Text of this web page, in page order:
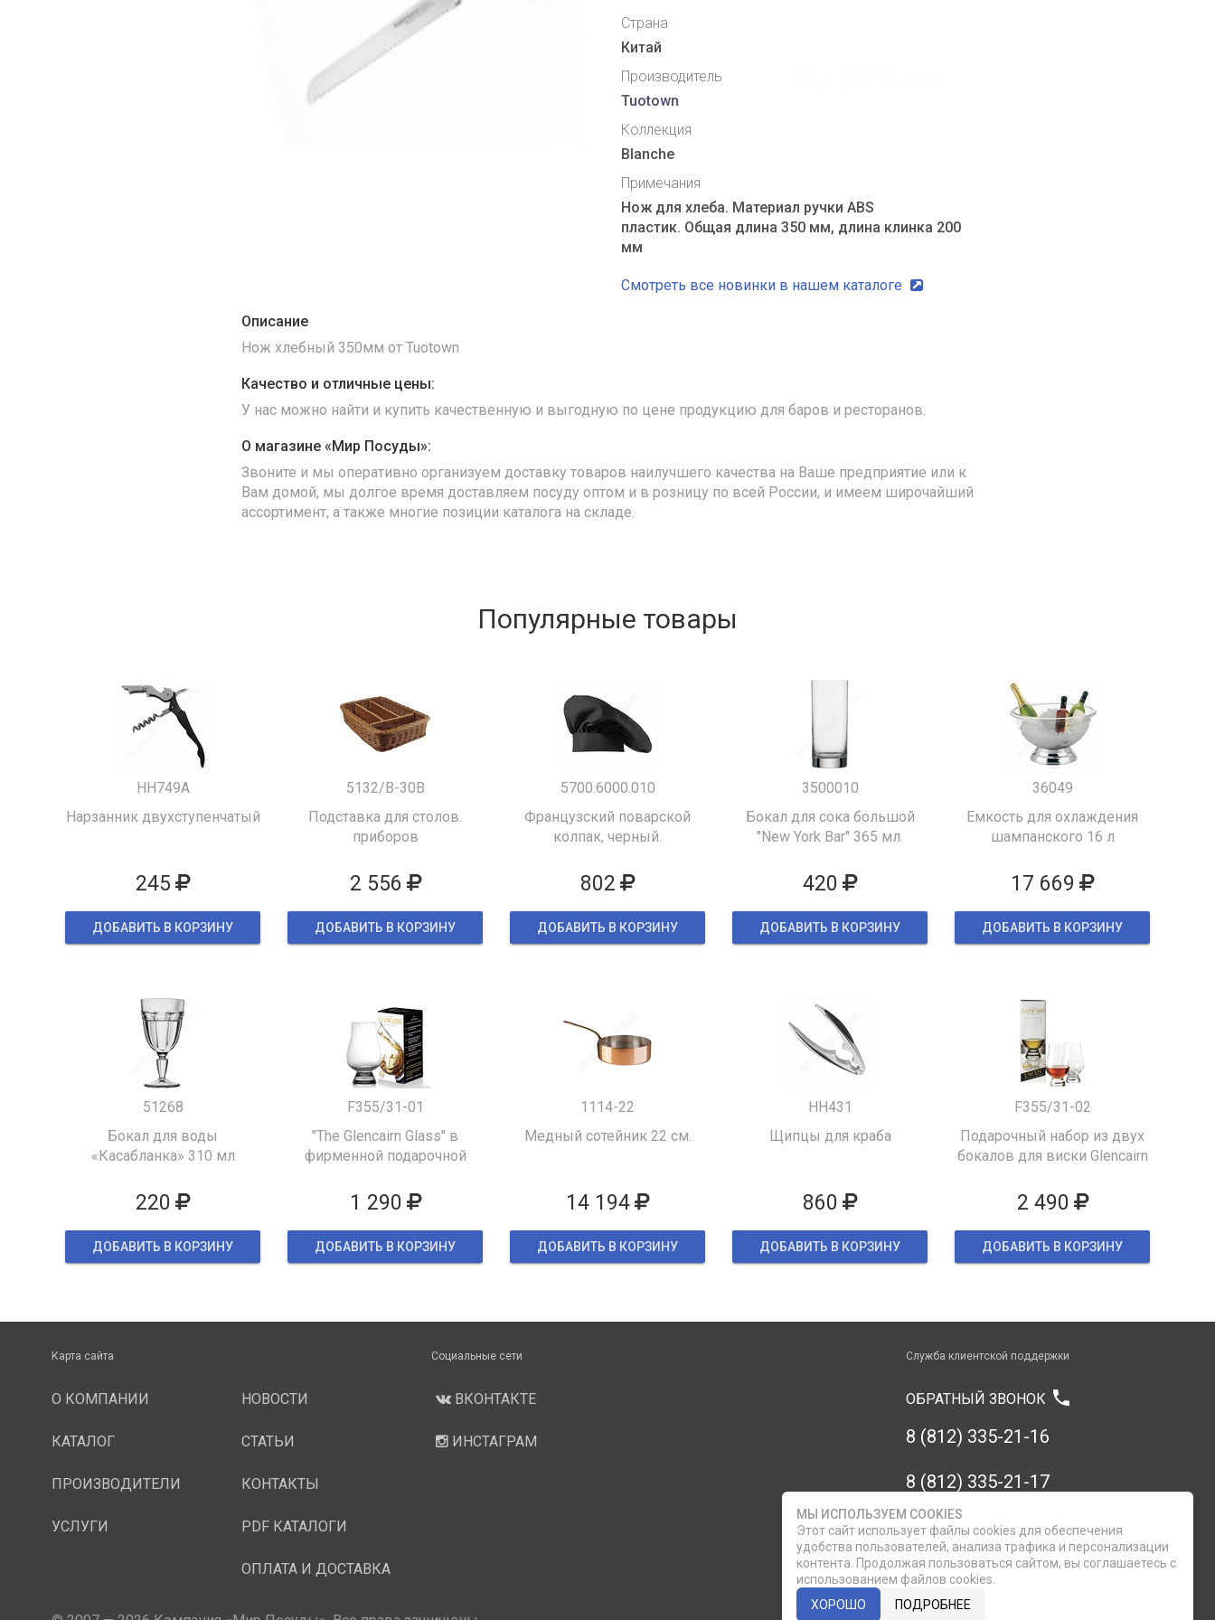
Страна
Китай
Производитель
Tuotown
Коллекция
Blanche
Примечания
Нож для хлеба. Материал ручки ABS
пластик. Общая длина 350 мм, длина клинка 200
мм
Смотреть все новинки в нашем каталоге
Описание
Нож хлебный 350мм от Tuotown
Качество и отличные цены:
У нас можно найти и купить качественную и выгодную по цене продукцию для баров и ресторанов.
О магазине «Мир Посуды»:
Звоните и мы оперативно организуем доставку товаров наилучшего качества на Ваше предприятие или к
Вам домой, мы долгое время доставляем посуду оптом и в розницу по всей России, и имеем широчайший
ассортимент, а также многие позиции каталога на складе.
Популярные товары
HH749A
Нарзанник двухступенчатый
245
ДОБАВИТЬ В КОРЗИНУ
5132/B-30B
Подставка для столов.
приборов
2 556
ДОБАВИТЬ В КОРЗИНУ
5700.6000.010
Французский поварской
колпак, черный.
802
ДОБАВИТЬ В КОРЗИНУ
3500010
Бокал для сока большой
"New York Bar" 365 мл.
420
ДОБАВИТЬ В КОРЗИНУ
36049
Емкость для охлаждения
шампанского 16 л
17 669
ДОБАВИТЬ В КОРЗИНУ
51268
Бокал для воды
«Касабланка» 310 мл
220
ДОБАВИТЬ В КОРЗИНУ
F355/31-01
"The Glencairn Glass" в
фирменной подарочной
1 290
ДОБАВИТЬ В КОРЗИНУ
1114-22
Медный сотейник 22 см.
14 194
ДОБАВИТЬ В КОРЗИНУ
HH431
Щипцы для краба
860
ДОБАВИТЬ В КОРЗИНУ
F355/31-02
Подарочный набор из двух
бокалов для виски Glencairn
2 490
ДОБАВИТЬ В КОРЗИНУ
Карта сайта
О КОМПАНИИ
КАТАЛОГ
ПРОИЗВОДИТЕЛИ
УСЛУГИ
НОВОСТИ
СТАТЬИ
КОНТАКТЫ
PDF КАТАЛОГИ
ОПЛАТА И ДОСТАВКА
Социальные сети
ВКОНТАКТЕ
ИНСТАГРАМ
Служба клиентской поддержки
ОБРАТНЫЙ ЗВОНОК phone
8 (812) 335-21-16
8 (812) 335-21-17
7 (911) 947-43-48
МЫ ИСПОЛЬЗУЕМ COOKIES
Этот сайт использует файлы cookies для обеспечения
удобства пользователей, анализа трафика и персонализации
контента. Продолжая пользоваться сайтом, вы соглашаетесь с
использованием файлов cookies.
ХОРОШО
ПОДРОБНЕЕ